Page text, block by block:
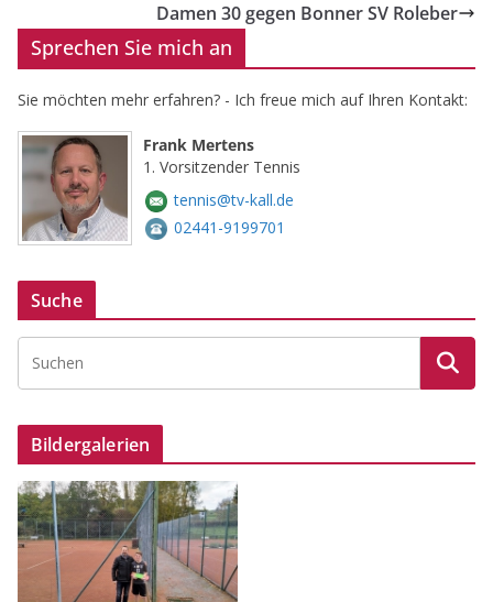
Damen 30 gegen Bonner SV Roleber
Sprechen Sie mich an
Sie möchten mehr erfahren? - Ich freue mich auf Ihren Kontakt:
Frank Mertens
1. Vorsitzender Tennis
tennis@tv-kall.de
02441-9199701
Suche
Bildergalerien